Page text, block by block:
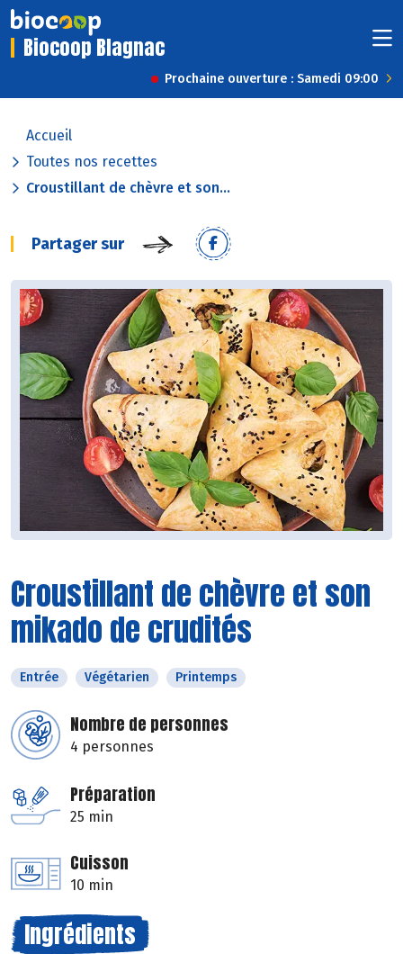
Biocoop Blagnac
Prochaine ouverture : Samedi 09:00
Accueil
Toutes nos recettes
Croustillant de chèvre et son...
Partager sur
Croustillant de chèvre et son
mikado de crudités
Entrée Végétarien Printemps
Nombre de personnes
4 personnes
Préparation
25 min
Cuisson
10 min
Ingrédients